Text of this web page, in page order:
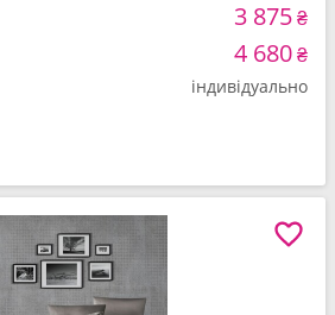
3 875₴
4 680₴
індивідуально